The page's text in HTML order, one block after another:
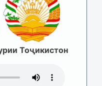
Тоҷикистон